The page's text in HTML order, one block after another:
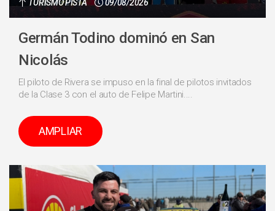
TURISMO PISTA 09/08/2026
Germán Todino dominó en San
Nicolás
El piloto de Rivera se impuso en la final de pilotos invitados
de la Clase 3 con el auto de Felipe Martini....
AMPLIAR